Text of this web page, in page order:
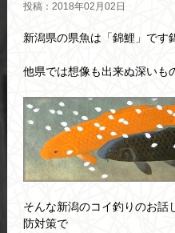
投稿：2018年02月02日
新潟県の県魚は「錦鯉」です
他県では想像も出来ぬ深いも
そんな新潟のコイ釣りのお話
防対策で